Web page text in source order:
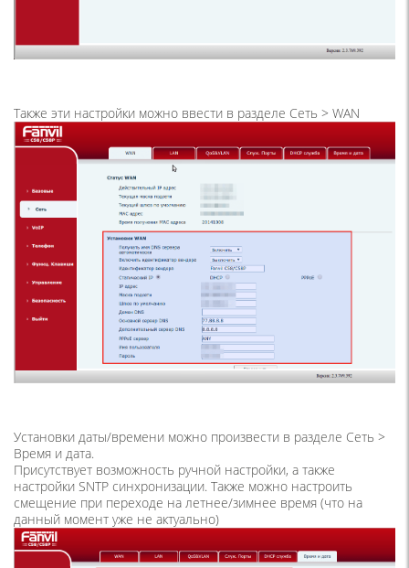
Также эти настройки можно ввести в разделе Сеть > WAN
Установки даты/времени можно произвести в разделе Сеть >
Время и дата.
Присутствует возможность ручной настройки, а также
настройки SNTP синхронизации. Также можно настроить
смещение при переходе на летнее/зимнее время (что на
данный момент уже не актуально)